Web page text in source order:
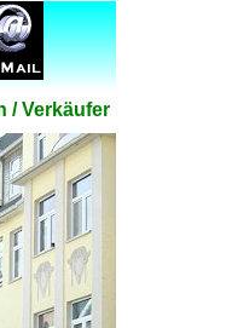
/ Verkäufer